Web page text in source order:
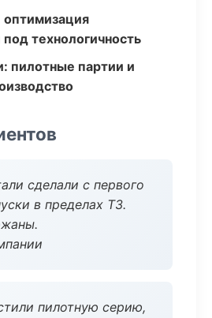
технологичность
пилотные партии и
сделали с первого
в пределах ТЗ.
пилотную серию,